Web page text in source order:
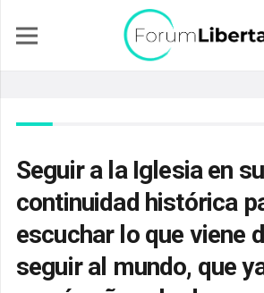
Seguir a la Iglesia en su
continuidad histórica
escuchar lo que viene
seguir al mundo, que